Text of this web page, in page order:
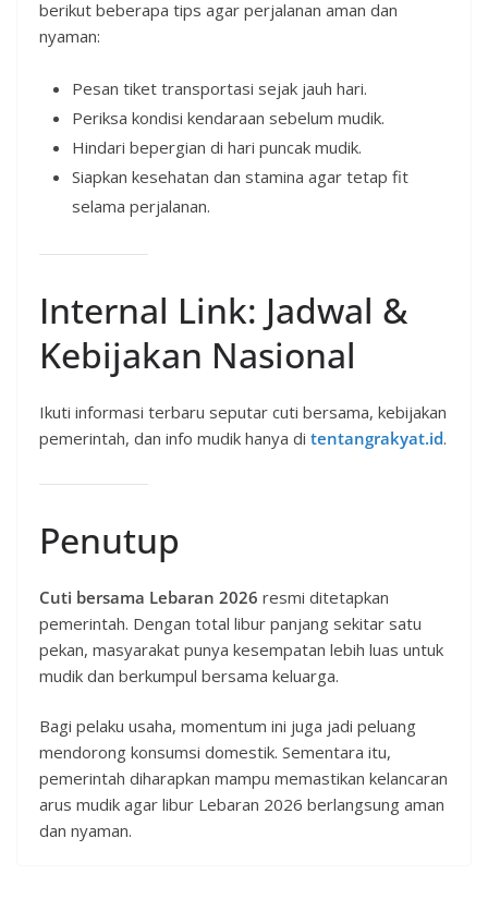
berikut beberapa tips agar perjalanan aman dan
nyaman:
Pesan tiket transportasi sejak jauh hari.
Periksa kondisi kendaraan sebelum mudik.
Hindari bepergian di hari puncak mudik.
Siapkan kesehatan dan stamina agar tetap fit
selama perjalanan.
Internal Link: Jadwal &
Kebijakan Nasional
Ikuti informasi terbaru seputar cuti bersama, kebijakan
pemerintah, dan info mudik hanya di tentangrakyat.id.
Penutup
Cuti bersama Lebaran 2026 resmi ditetapkan
pemerintah. Dengan total libur panjang sekitar satu
pekan, masyarakat punya kesempatan lebih luas untuk
mudik dan berkumpul bersama keluarga.
Bagi pelaku usaha, momentum ini juga jadi peluang
mendorong konsumsi domestik. Sementara itu,
pemerintah diharapkan mampu memastikan kelancaran
arus mudik agar libur Lebaran 2026 berlangsung aman
dan nyaman.